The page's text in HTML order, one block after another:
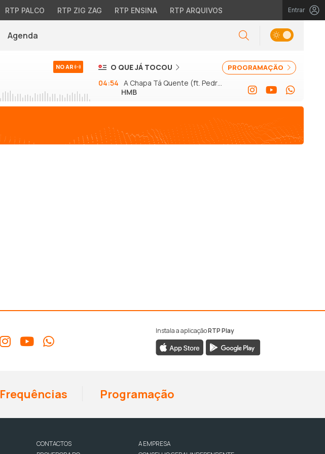
RTP PALCO RTP ZIG ZAG RTP ENSINA RTP ARQUIVOS Entrar
Agenda
NO AR PROGRAMAÇÃO
O QUE JÁ TOCOU
04:54 A Chapa Tá Quente (ft. Pedro
Abrunhosa)
HMB
Instala a aplicaçãoRTP Play
Frequências Programação
CONTACTOS
A EMPRESA